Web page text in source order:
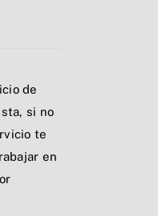
de
si no
te
en